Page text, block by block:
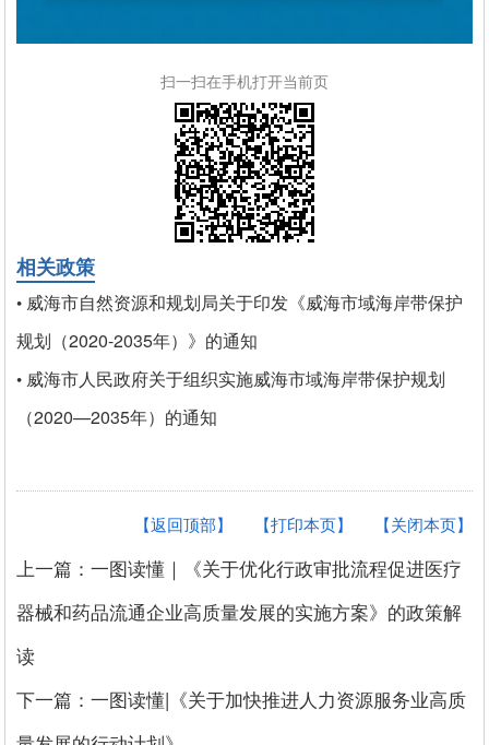
扫一扫在手机打开当前页
相关政策
• 威海市自然资源和规划局关于印发《威海市域海岸带保护
规划（2020-2035年）》的通知
• 威海市人民政府关于组织实施威海市域海岸带保护规划
（2020—2035年）的通知
【关闭本页】
【打印本页】
【返回顶部】
上一篇：一图读懂｜《关于优化行政审批流程促进医疗
器械和药品流通企业高质量发展的实施方案》的政策解
读
下一篇：一图读懂|《关于加快推进人力资源服务业高质